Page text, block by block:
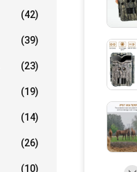
(42)
(39)
(23)
(19)
(14)
(26)
(10)